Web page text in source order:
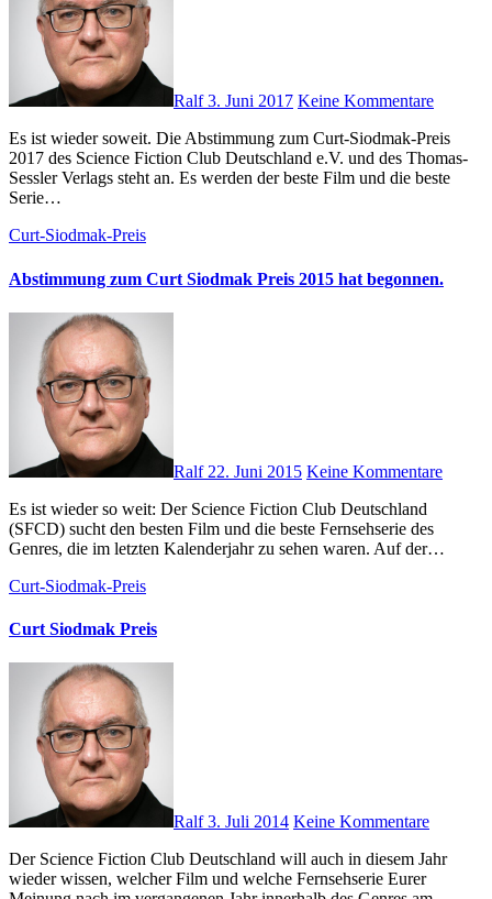
Ralf3. Juni 2017 Keine Kommentare
Es ist wieder soweit. Die Abstimmung zum Curt-Siodmak-Preis
2017 des Science Fiction Club Deutschland e.V. und des Thomas-
Sessler Verlags steht an. Es werden der beste Film und die beste
Serie…
Curt-Siodmak-Preis
Abstimmung zum Curt Siodmak Preis 2015 hat begonnen.
Ralf 22. Juni 2015 Keine Kommentare
Es ist wieder so weit: Der Science Fiction Club Deutschland
(SFCD) sucht den besten Film und die beste Fernsehserie des
Genres, die im letzten Kalenderjahr zu sehen waren. Auf der…
Curt-Siodmak-Preis
Curt Siodmak Preis
Ralf3. Juli 2014 Keine Kommentare
Der Science Fiction Club Deutschland will auch in diesem Jahr
wieder wissen, welcher Film und welche Fernsehserie Eurer